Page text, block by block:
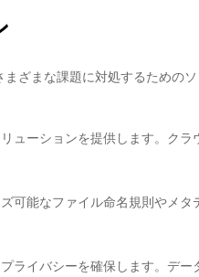
ざまな課題に対処するための
ューションを提供します。ク
可能なファイル命名規則やメ
ライバシーを確保します。デ